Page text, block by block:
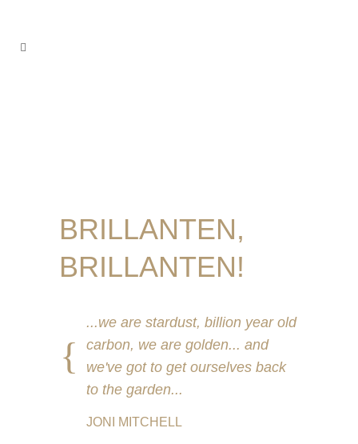
BRILLANTEN,
BRILLANTEN!
...we are stardust, billion year old
carbon, we are golden... and
we've got to get ourselves back
to the garden...
JONI MITCHELL